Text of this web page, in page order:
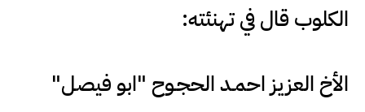
الكلوب قال في تهنئته:
الأخ العزيز احمـد الحجـوح "ابو فيصل"